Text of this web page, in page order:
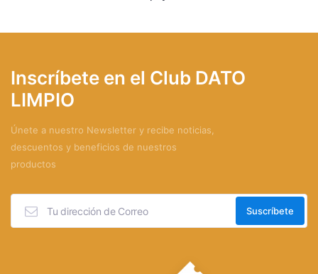
Inscríbete en el Club DATO
LIMPIO
Únete a nuestro Newsletter y recibe noticias,
descuentos y beneficios de nuestros
productos